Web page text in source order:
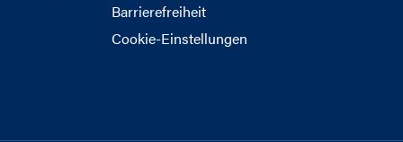
Barrierefreiheit
Cookie-Einstellungen